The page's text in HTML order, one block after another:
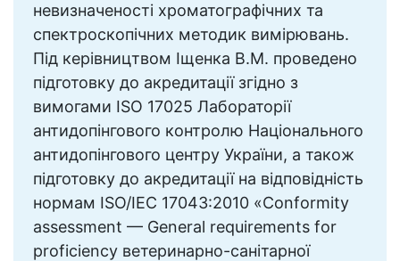
невизначеності хроматографічних та
спектроскопічних методик вимірювань.
Під керівництвом Іщенка В.М. проведено
підготовку до акредитації згідно з
вимогами ISO 17025 Лабораторії
антидопінгового контролю Національного
антидопінгового центру України, а також
підготовку до акредитації на відповідність
нормам ISO/IEC 17043:2010 «Conformity
assessment — General requirements for
proficiency ветеринарно-санітарної